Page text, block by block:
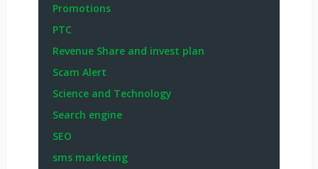
Promotions
PTC
Revenue Share and invest plan
Scam Alert
Science and Technology
Search engine
SEO
sms marketing